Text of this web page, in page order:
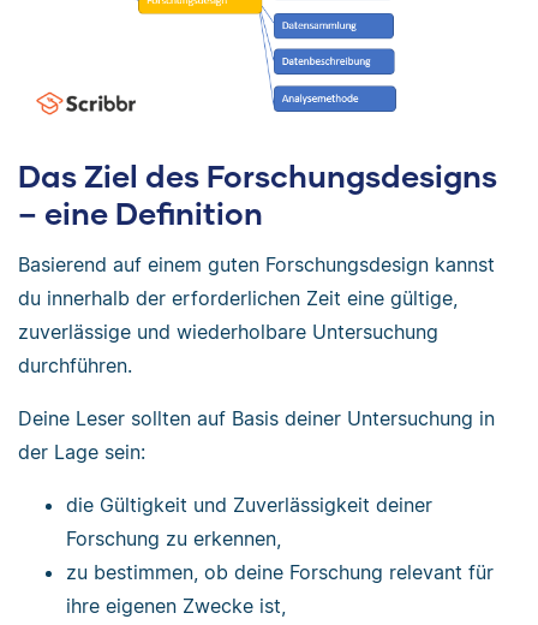
Das Ziel des Forschungsdesigns
– eine Definition
Basierend auf einem guten Forschungsdesign kannst
du innerhalb der erforderlichen Zeit eine gültige,
zuverlässige und wiederholbare Untersuchung
durchführen.
Deine Leser sollten auf Basis deiner Untersuchung in
der Lage sein:
die Gültigkeit und Zuverlässigkeit deiner
Forschung zu erkennen,
zu bestimmen, ob deine Forschung relevant für
ihre eigenen Zwecke ist,